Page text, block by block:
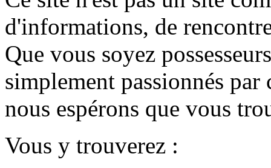
d'informations, de
Que vous soyez
simplement passionnés
nous espérons que vous
Vous y trouverez :